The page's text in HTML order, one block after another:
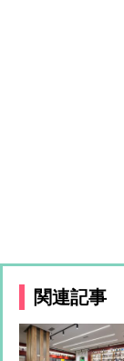
関連記事